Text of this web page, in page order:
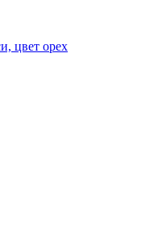
цвет орех